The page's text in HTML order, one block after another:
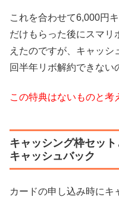
これを合わせて6,000円
だけもらった後にスマリ
えたのですが、キャッ
回半年リボ解約できない
この特典はないものと考
キャッシング枠セッ
キャッシュバック
カードの申し込み時にキ